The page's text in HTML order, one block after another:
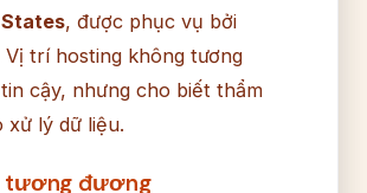
, được phục vụ bởi
Vị trí hosting không tương
cậy, nhưng cho biết thẩm
xử lý dữ liệu.
tương đương